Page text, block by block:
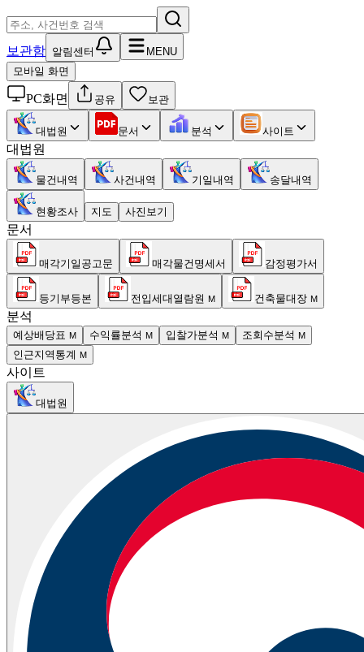
보관함 알림센터
MENU
모바일 화면
PC화면 공유 보관
대법원 문서 분석 사이트
대법원
물건내역 사건내역 기일내역 송달내역
현황조사 지도 사진보기
문서
매각기일공고문 매각물건명세서 감정평가서
등기부등본 전입세대열람원 M 건축물대장 M
분석
예상배당표 M 수익률분석 M 입찰가분석 M 조회수분석 M
인근지역통계 M
사이트
대법원